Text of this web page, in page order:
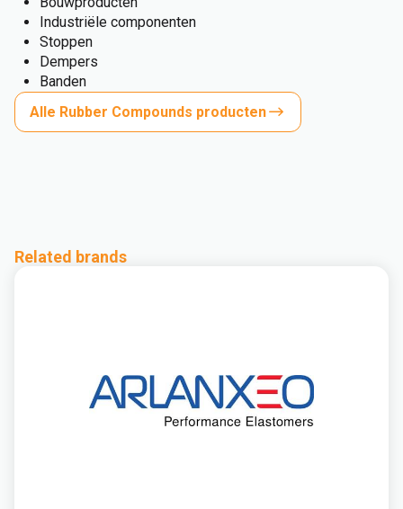
Industriële componenten
Stoppen
Dempers
Banden
Alle Rubber Compounds producten
Related brands